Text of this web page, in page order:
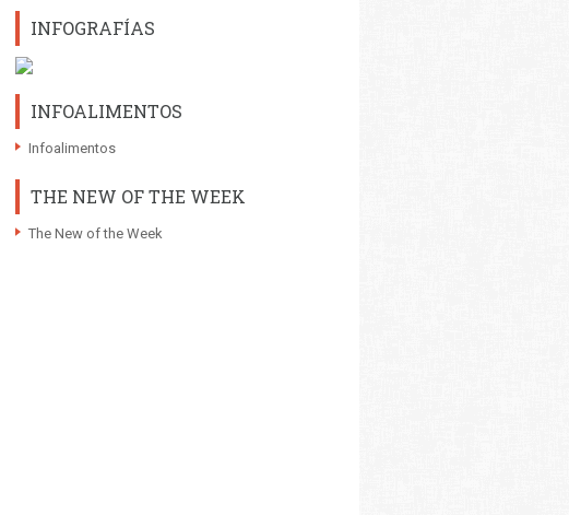
INFOGRAFÍAS
INFOALIMENTOS
Infoalimentos
THE NEW OF THE WEEK
The New of the Week